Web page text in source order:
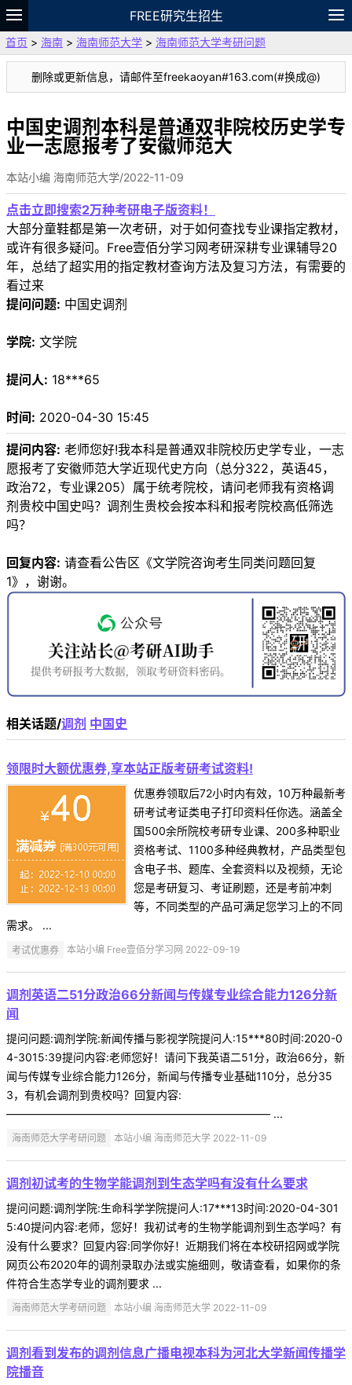
FREE研究生招生
题库
故事 专题 APP 笔记
论坛
VIP
资料
首页 > 海南 > 海南师范大学 > 海南师范大学考研问题
删除或更新信息，请邮件至freekaoyan#163.com(#换成@)
中国史调剂本科是普通双非院校历史学专
业一志愿报考了安徽师范大
本站小编 海南师范大学/2022-11-09
点击立即搜索2万种考研电子版资料！
大部分童鞋都是第一次考研，对于如何查找专业课指定教材，
或许有很多疑问。Free壹佰分学习网考研深耕专业课辅导20
年，总结了超实用的指定教材查询方法及复习方法，有需要的
看过来
提问问题: 中国史调剂
学院: 文学院
提问人: 18***65
时间: 2020-04-30 15:45
提问内容: 老师您好!我本科是普通双非院校历史学专业，一志
愿报考了安徽师范大学近现代史方向（总分322，英语45，
政治72，专业课205）属于统考院校，请问老师我有资格调
剂贵校中国史吗？调剂生贵校会按本科和报考院校高低筛选
吗？
回复内容: 请查看公告区《文学院咨询考生同类问题回复
1》，谢谢。
相关话题/调剂 中国史
领限时大额优惠券,享本站正版考研考试资料!
优惠券领取后72小时内有效，10万种最新考
研考试考证类电子打印资料任你选。涵盖全
国500余所院校考研专业课、200多种职业
资格考试、1100多种经典教材，产品类型包
含电子书、题库、全套资料以及视频，无论
您是考研复习、考证刷题，还是考前冲刺
等，不同类型的产品可满足您学习上的不同
需求。 ...
考试优惠券 本站小编 Free壹佰分学习网 2022-09-19
调剂英语二51分政治66分新闻与传媒专业综合能力126分新
闻
提问问题:调剂学院:新闻传播与影视学院提问人:15***80时间:2020-0
4-3015:39提问内容:老师您好！请问下我英语二51分，政治66分，新
闻与传媒专业综合能力126分，新闻与传播专业基础110分，总分35
3，有机会调剂到贵校吗？回复内容:
———————————————————————— ...
海南师范大学考研问题 本站小编 海南师范大学 2022-11-09
调剂初试考的生物学能调剂到生态学吗有没有什么要求
提问问题:调剂学院:生命科学学院提问人:17***13时间:2020-04-301
5:40提问内容:老师，您好！我初试考的生物学能调剂到生态学吗？有
没有什么要求？回复内容:同学你好！近期我们将在本校研招网或学院
网页公布2020年的调剂录取办法或实施细则，敬请查看，如果你的条
件符合生态学专业的调剂要求 ...
海南师范大学考研问题 本站小编 海南师范大学 2022-11-09
调剂看到发布的调剂信息广播电视本科为河北大学新闻传播学
院播音